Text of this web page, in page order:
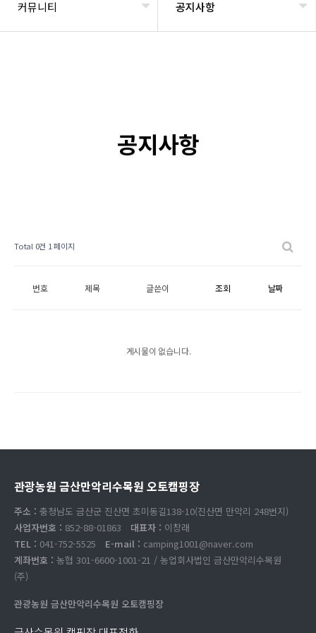
커뮤니티 공지사항
공지사항
Total 0건 1 페이지
번호 제목 글쓴이 조회 날짜
게시물이 없습니다.
관광농원 금산만악리수목원 오토캠핑장
주소 : 충청남도 금산군 진산면 초미동길138-10(진산면 만악리 248번지)
사업자번호 : 852-88-01863 대표자 : 이창래
TEL : 041-752-5525 E-mail : camping1001@naver.com
계좌번호 : 농협 301-6600-1001-21 / 농업회사법인 금산만악리수목원
(주)
관광농원 금산만악리수목원 오토캠핑장